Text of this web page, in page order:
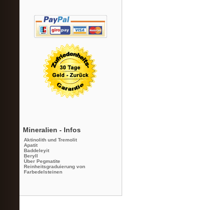
Mineralien - Infos
Aktinolith und Tremolit
Apatit
Baddeleyit
Beryll
Über Pegmatite
Reinheitsgraduierung von
Farbedelsteinen